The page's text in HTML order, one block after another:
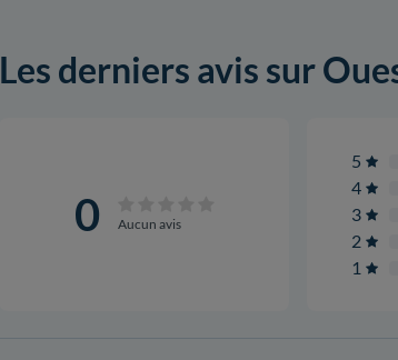
Les derniers avis sur
0 Aucun avis
5
4
3
2
1